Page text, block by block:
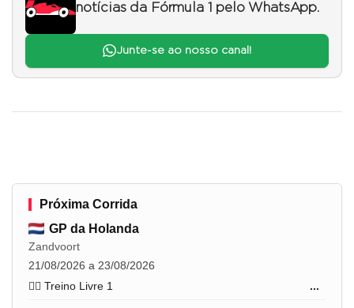
notícias da Fórmula 1 pelo WhatsApp.
Junte-se ao nosso canal!
Próxima Corrida
GP da Holanda
Zandvoort
21/08/2026 a 23/08/2026
🏋️‍♂️ Treino Livre 1
...